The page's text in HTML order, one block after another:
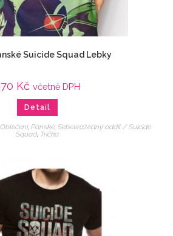
Suicide Squad Lebky
Kč včetně DPH
Detail
Oblečení, Pánské, Sebevražedný oddíl / Suicide
Squad, Trička